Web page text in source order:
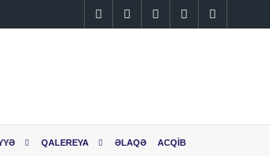
InstagramFacebookLinkedinTwitter
QALEREYA ƏLAQƏ ACQİB